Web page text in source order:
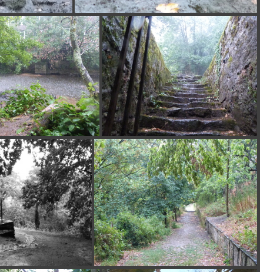
P1140105
P1140110 P1140111